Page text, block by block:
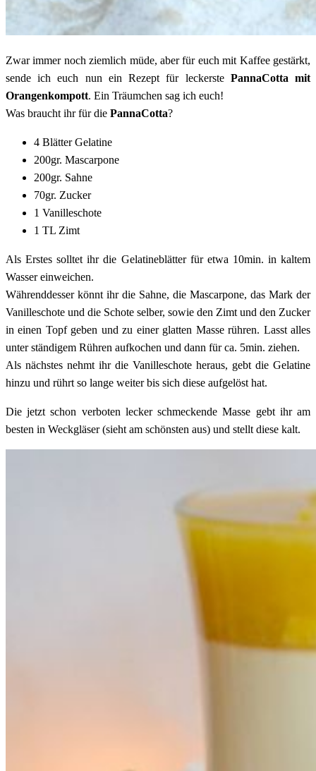
Zwar immer noch ziemlich müde, aber für euch mit Kaffee gestärkt,
sende ich euch nun ein Rezept für leckerste PannaCotta mit
Orangenkompott. Ein Träumchen sag ich euch!
Was braucht ihr für die PannaCotta?
4 Blätter Gelatine
200gr. Mascarpone
200gr. Sahne
70gr. Zucker
1 Vanilleschote
1 TL Zimt
Als Erstes solltet ihr die Gelatineblätter für etwa 10min. in kaltem
Wasser einweichen.
Währenddesser könnt ihr die Sahne, die Mascarpone, das Mark der
Vanilleschote und die Schote selber, sowie den Zimt und den Zucker
in einen Topf geben und zu einer glatten Masse rühren. Lasst alles
unter ständigem Rühren aufkochen und dann für ca. 5min. ziehen.
Als nächstes nehmt ihr die Vanilleschote heraus, gebt die Gelatine
hinzu und rührt so lange weiter bis sich diese aufgelöst hat.
Die jetzt schon verboten lecker schmeckende Masse gebt ihr am
besten in Weckgläser (sieht am schönsten aus) und stellt diese kalt.